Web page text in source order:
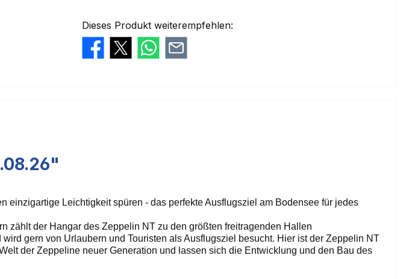
Dieses Produkt weiterempfehlen:
Leichtigkeit spüren - das perfekte Ausflugsziel am Bodensee für jedes
zählt der Hangar des Zeppelin NT zu den größten freitragenden Hallen
gern von Urlaubern und Touristen als Ausflugsziel besucht. Hier ist der Zeppelin NT
der Zeppeline neuer Generation und lassen sich die Entwicklung und den Bau des